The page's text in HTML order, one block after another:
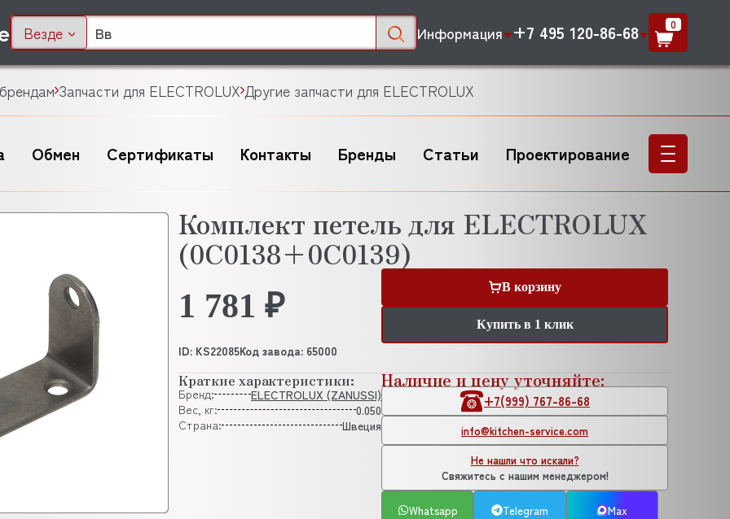
Везде Информация +7 495 120-86-68 0
Запчасти для ELECTROLUX Другие запчасти для ELECTROLUX
Обмен Сертификаты Контакты Бренды Статьи Проектирование
Комплект петель для ELECTROLUX
(0C0138+0C0139)
1 781 ₽
В корзину
Купить в 1 клик
ID: KS22085Код завода: 65000
Краткие характеристики:
Бренд:
ELECTROLUX (ZANUSSI)
Вес, кг:
0.050
Страна:
Швеция
Наличие и цену уточняйте:
+7(999) 767-86-68
info@kitchen-service.com
Не нашли что искали?
Свяжитесь с нашим менеджером!
Whatsapp Telegram Max